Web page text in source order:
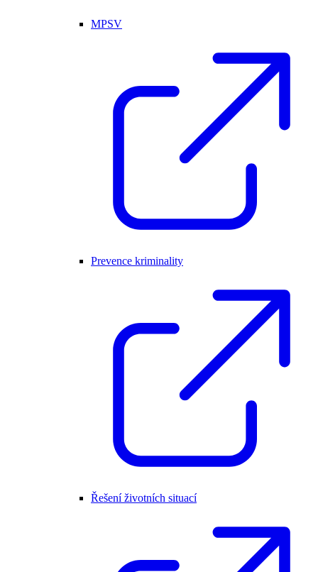
MPSV
Prevence kriminality
Řešení životních situací